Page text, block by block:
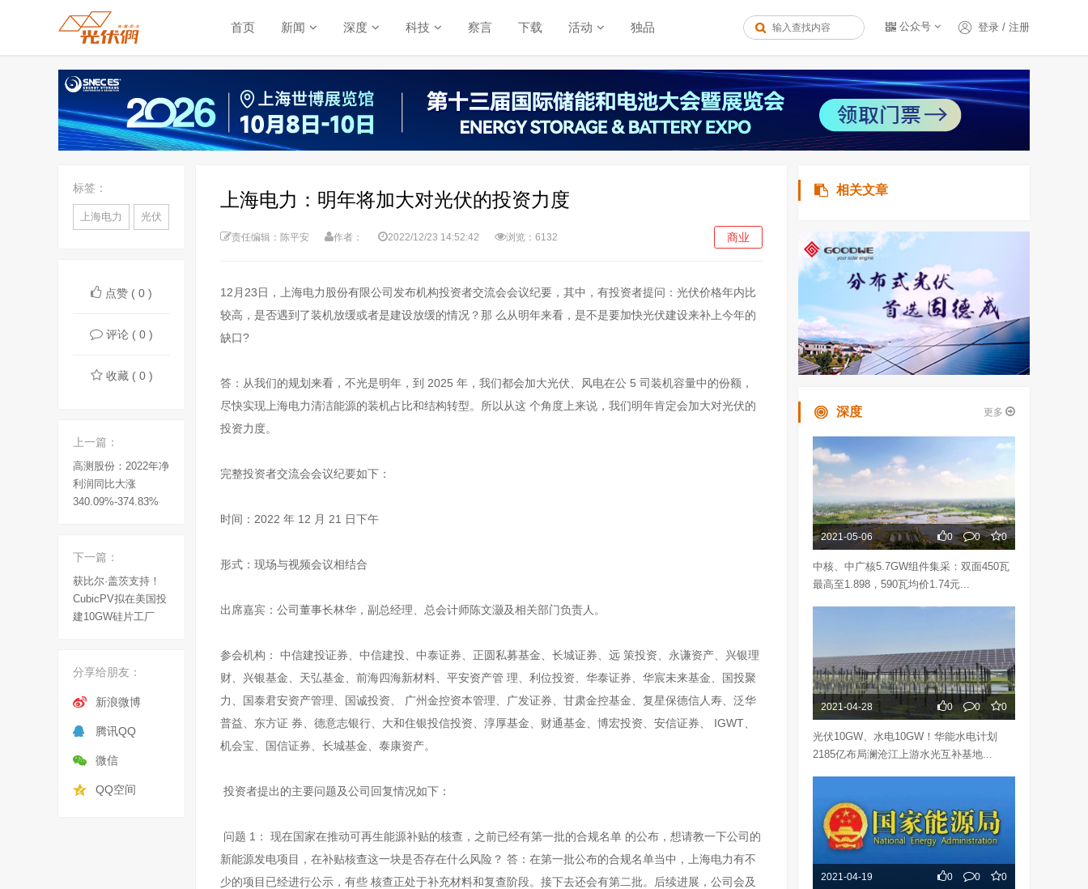
首页 新闻 深度 科技 察言 下载 活动 独品 登录 / 注册
公众号
标签：
上海电力 光伏
点赞 ( 0 )
评论 ( 0 )
收藏 ( 0 )
上一篇：
高测股份：2022年净
利润同比大涨
340.09%-374.83%
下一篇：
获比尔·盖茨支持！
CubicPV拟在美国投
建10GW硅片工厂
分享给朋友：
新浪微博
腾讯QQ
微信
QQ空间
上海电力：明年将加大对光伏的投资力度
责任编辑：陈平安 作者： 2022/12/23 14:52:42 浏览：6132 商业
12月23日，上海电力股份有限公司发布机构投资者交流会会议纪要，其中，有投资者提问：光伏价格年内比
较高，是否遇到了装机放缓或者是建设放缓的情况？那 么从明年来看，是不是要加快光伏建设来补上今年的
缺口?
答：从我们的规划来看，不光是明年，到 2025 年，我们都会加大光伏、风电在公 5 司装机容量中的份额，
尽快实现上海电力清洁能源的装机占比和结构转型。所以从这 个角度上来说，我们明年肯定会加大对光伏的
投资力度。
完整投资者交流会会议纪要如下：
时间：2022 年 12 月 21 日下午
形式：现场与视频会议相结合
出席嘉宾：公司董事长林华，副总经理、总会计师陈文灏及相关部门负责人。
参会机构： 中信建投证券、中信建投、中泰证券、正圆私募基金、长城证券、远 策投资、永谦资产、兴银理
财、兴银基金、天弘基金、前海四海新材料、平安资产管 理、利位投资、华泰证券、华宸未来基金、国投聚
力、国泰君安资产管理、国诚投资、 广州金控资本管理、广发证券、甘肃金控基金、复星保德信人寿、泛华
普益、东方证 券、德意志银行、大和住银投信投资、淳厚基金、财通基金、博宏投资、安信证券、 IGWT、
机会宝、国信证券、长城基金、泰康资产。
投资者提出的主要问题及公司回复情况如下：
问题 1： 现在国家在推动可再生能源补贴的核查，之前已经有第一批的合规名单 的公布，想请教一下公司的
新能源发电项目，在补贴核查这一块是否存在什么风险？ 答：在第一批公布的合规名单当中，上海电力有不
少的项目已经进行公示，有些 核查正处于补充材料和复查阶段。接下去还会有第二批。后续进展，公司会及
相关文章
深度 更多
2021-05-06 0 0 0
中核、中广核5.7GW组件集采：双面450瓦
最高至1.898，590瓦均价1.74元...
2021-04-28 0 0 0
光伏10GW、水电10GW！华能水电计划
2185亿布局澜沧江上游水光互补基地...
2021-04-19 0 0 0